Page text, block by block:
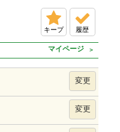
キープ 履歴
マイページ
変更
変更